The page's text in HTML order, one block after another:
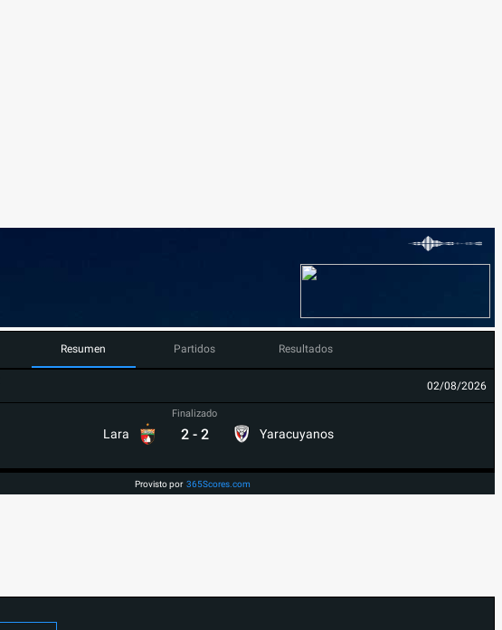
Resumen Partidos Resultados
02/08/2026
Lara
Finalizado
2 - 2 Yaracuyanos
Provisto por 365Scores.com